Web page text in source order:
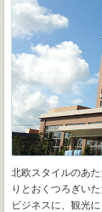
北欧スタイルのあ
りとおくつろぎい
ビジネスに、観光